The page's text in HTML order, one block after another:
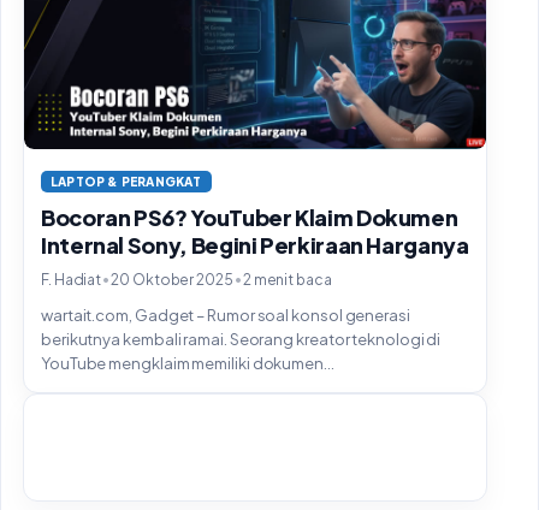
LAPTOP & PERANGKAT
Bocoran PS6? YouTuber Klaim Dokumen
Internal Sony, Begini Perkiraan Harganya
F. Hadiat•20 Oktober 2025 •2 menit baca
wartait.com, Gadget – Rumor soal konsol generasi
berikutnya kembali ramai. Seorang kreator teknologi di
YouTube mengklaim memiliki dokumen...